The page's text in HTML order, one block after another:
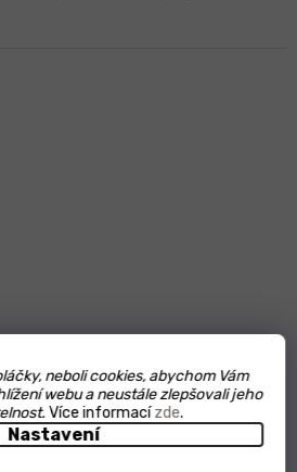
neboli cookies, abychom Vám
webu a neustále zlepšovali jeho
Více informacízde.
Nastavení